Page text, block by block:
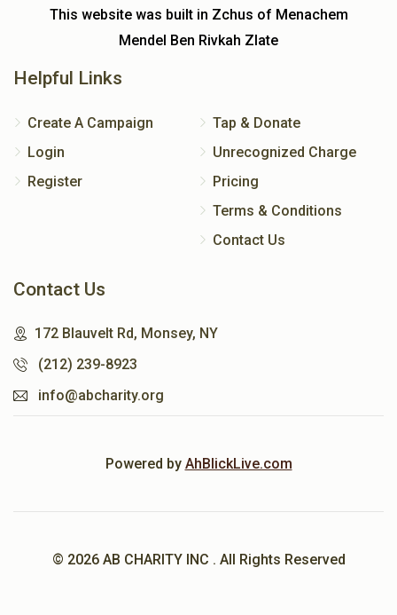
This website was built in Zchus of Menachem
Mendel Ben Rivkah Zlate
Helpful Links
Create A Campaign
Login
Register
Tap & Donate
Unrecognized Charge
Pricing
Terms & Conditions
Contact Us
Contact Us
172 Blauvelt Rd, Monsey, NY
(212) 239-8923
info@abcharity.org
Powered by AhBlickLive.com
© 2026 AB CHARITY INC . All Rights Reserved